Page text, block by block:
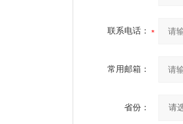
联系电话：
常用邮箱：
省份：